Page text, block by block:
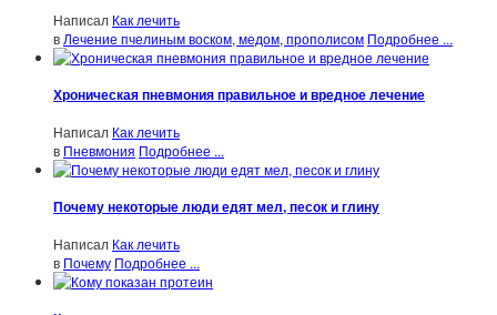
Написал Как лечить
в Лечение пчелиным воском, медом, прополисом Подробнее ...
Хроническая пневмония правильное и вредное лечение
Написал Как лечить
в Пневмония Подробнее ...
Почему некоторые люди едят мел, песок и глину
Написал Как лечить
в Почему Подробнее ...